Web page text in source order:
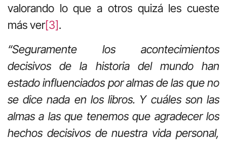
valorando lo que a otros quizá les cueste
más ver[3].
“Seguramente los acontecimientos
decisivos de la historia del mundo han
estado influenciados por almas de las que no
se dice nada en los libros. Y cuáles son las
almas a las que tenemos que agradecer los
hechos decisivos de nuestra vida personal,